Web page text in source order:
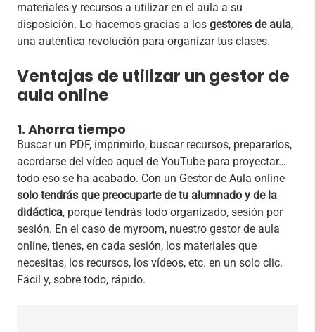
materiales y recursos a utilizar en el aula a su
disposición. Lo hacemos gracias a los gestores de aula,
una auténtica revolución para organizar tus clases.
Ventajas de utilizar un gestor de
aula online
1. Ahorra tiempo
Buscar un PDF, imprimirlo, buscar recursos, prepararlos,
acordarse del vídeo aquel de YouTube para proyectar…
todo eso se ha acabado. Con un Gestor de Aula online
solo tendrás que preocuparte de tu alumnado y de la
didáctica, porque tendrás todo organizado, sesión por
sesión. En el caso de myroom, nuestro gestor de aula
online, tienes, en cada sesión, los materiales que
necesitas, los recursos, los vídeos, etc. en un solo clic.
Fácil y, sobre todo, rápido.